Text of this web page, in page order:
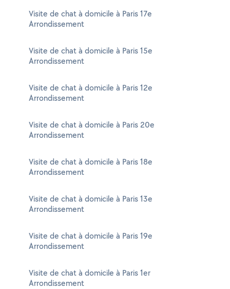
Visite de chat à domicile à Paris 17e
Arrondissement
Visite de chat à domicile à Paris 15e
Arrondissement
Visite de chat à domicile à Paris 12e
Arrondissement
Visite de chat à domicile à Paris 20e
Arrondissement
Visite de chat à domicile à Paris 18e
Arrondissement
Visite de chat à domicile à Paris 13e
Arrondissement
Visite de chat à domicile à Paris 19e
Arrondissement
Visite de chat à domicile à Paris 1er
Arrondissement